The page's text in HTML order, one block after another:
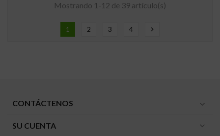
Mostrando 1-12 de 39 artículo(s)
1 2 3 4 chevron_right
CONTÁCTENOS expand_more
SU CUENTA expand_more